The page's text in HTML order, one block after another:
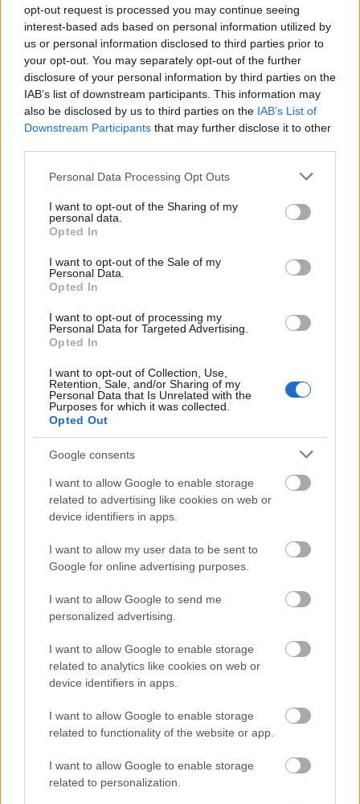
opt-out request is processed you may continue seeing
interest-based ads based on personal information utilized by
us or personal information disclosed to third parties prior to
your opt-out. You may separately opt-out of the further
disclosure of your personal information by third parties on the
IAB’s list of downstream participants. This information may
also be disclosed by us to third parties on the IAB’s List of
Downstream Participants that may further disclose it to other
Please note that this website/app uses one or more Google
not limited to your visit or usage behaviour. You may click to
grant or deny consent to Google and its third-party tags to
use your data for below specified purposes in below Google
consent section.
Personal Data Processing Opt Outs
I want to opt-out of the Sharing of my
personal data.
Opted In
I want to opt-out of the Sale of my
Personal Data.
Opted In
I want to opt-out of processing my
Personal Data for Targeted Advertising.
Opted In
I want to opt-out of Collection, Use,
Retention, Sale, and/or Sharing of my
Personal Data that Is Unrelated with the
Purposes for which it was collected.
Opted Out
Google consents
I want to allow Google to enable storage
related to advertising like cookies on web or
device identifiers in apps.
I want to allow my user data to be sent to
Google for online advertising purposes.
I want to allow Google to send me
personalized advertising.
I want to allow Google to enable storage
related to analytics like cookies on web or
device identifiers in apps.
I want to allow Google to enable storage
related to functionality of the website or app.
I want to allow Google to enable storage
related to personalization.
Pritt pályázat - Díjátadó buli
kreablogger•2011. június 14.
Csütörtökön délután került sor a Pritt pályázat
díjainak átadására. Már az előkészületek és a
zsűrizés is megtöltenének egy-egy külön ...
Pritt pályázat - Ötletek préselt
kreablogger•2011. május 15.
Biztosan ti is szoktatok ősszel szép, színes
faleveleket gyűjteni, hogy aztán lepréseljétek őket.
Talán még most is akad néhány a fiók ...
Pritt pályázat - Vidám madárkák
természetes anyagokból
kreablogger•2011. május 15.
Ha szerettek kísérletezni különböző anyagokkal,
szívesen kipróbáltok új technikákat, akkor ez a mai